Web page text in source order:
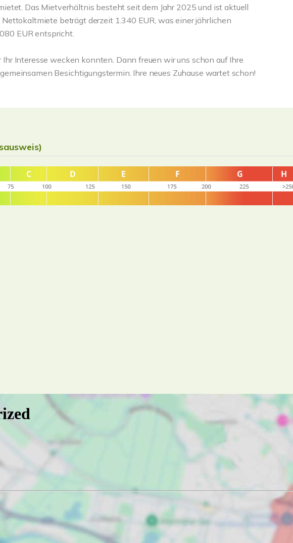
Das Mietverhältnis besteht seit dem Jahr 2025 und ist aktuell
beträgt derzeit 1.340 EUR, was einer jährlichen
EUR entspricht.
Ihr Interesse wecken konnten. Dann freuen wir uns schon auf Ihre
Besichtigungstermin. Ihre neues Zuhause wartet schon!